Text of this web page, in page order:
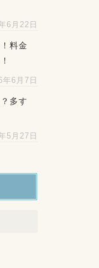
6月22日
料金
年6月7日
多す
5月27日